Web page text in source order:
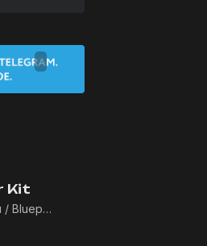
Kit
Unreal Engine / Исходники / Blueprints